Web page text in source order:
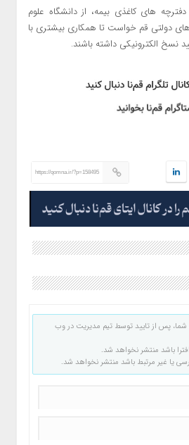
های کاغذی بیمه، از دانشگاه علوم
دولتی قم خواست تا همکاری بیشتری با
نسخ الکترونیکی داشته باشند.
https://qomna.ir/?p=158495
پس از تایید توسط تیم مدیریت در وب
باشد منتشر نخواهد شد.
یا غیر مرتبط باشد منتشر نخواهد شد.